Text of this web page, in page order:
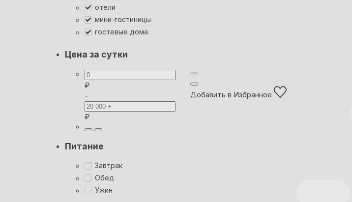
отели
мини-гостиницы
гостевые дома
Цена за сутки
₽
-
₽
Питание
Завтрак
Обед
Ужин
Добавить в Избранное